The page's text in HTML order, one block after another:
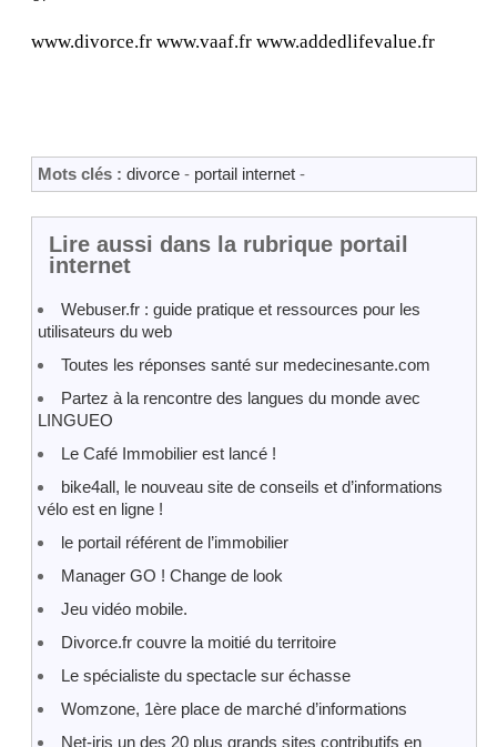
www.divorce.fr www.vaaf.fr www.addedlifevalue.fr
Mots clés : divorce - portail internet -
Lire aussi dans la rubrique portail
internet
Webuser.fr : guide pratique et ressources pour les
utilisateurs du web
Toutes les réponses santé sur medecinesante.com
Partez à la rencontre des langues du monde avec
LINGUEO
Le Café Immobilier est lancé !
bike4all, le nouveau site de conseils et d’informations
vélo est en ligne !
le portail référent de l’immobilier
Manager GO ! Change de look
Jeu vidéo mobile.
Divorce.fr couvre la moitié du territoire
Le spécialiste du spectacle sur échasse
Womzone, 1ère place de marché d’informations
Net-iris un des 20 plus grands sites contributifs en